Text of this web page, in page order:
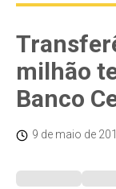
milhão
Banco
9 de maio de